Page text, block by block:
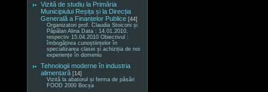
Vizită de studiu la Primăria
Municipiului Reșița și la Direcția
Generală a Finanțelor Publice [44]
Organizatori prof. Claudia Stoiconi și
Păpălan Alina Data : 14.01.2010,
respectiv 15.04.2010 Obiectivul :
îmbogățirea cunoștiințelor în
specializarea clasei și achiziția de noi
experiențe în domeniu
Tehnologii moderne în industria
alimentară [14]
Vizită la abatorul și ferma de păsări
FOOD 2000 Bocșa